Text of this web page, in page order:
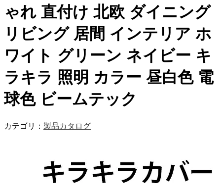
ゃれ 直付け 北欧 ダイニング
リビング 居間 インテリア ホ
ワイト グリーン ネイビー キ
ラキラ 照明 カラー 昼白色 電
球色 ビームテック
カテゴリ： 製品カタログ